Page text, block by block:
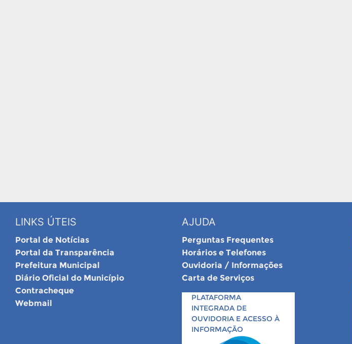
LINKS ÚTEIS
Portal de Notícias
Portal da Transparência
Prefeitura Municipal
Diário Oficial do Município
Contracheque
Webmail
AJUDA
Perguntas Frequentes
Horários e Telefones
Ouvidoria / Informações
Carta de Serviços
PLATAFORMA
INTEGRADA DE
OUVIDORIA E ACESSO À
INFORMAÇÃO